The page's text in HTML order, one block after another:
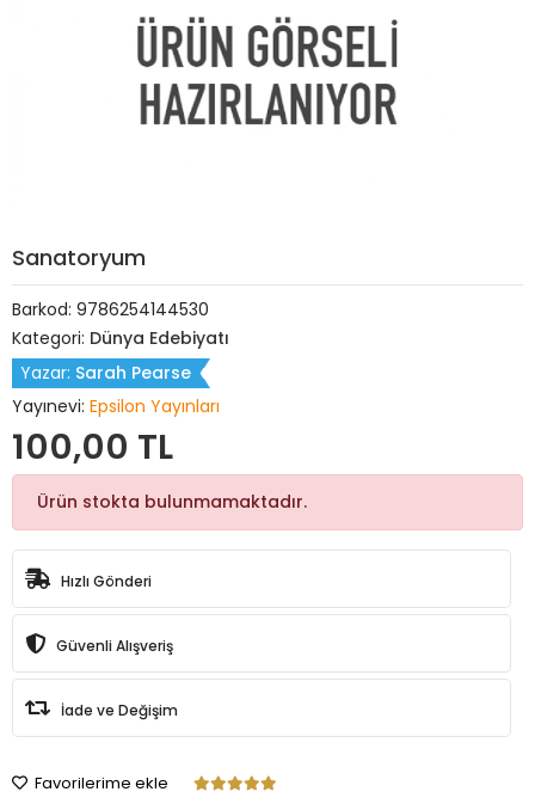
Sanatoryum
Barkod: 9786254144530
Kategori: Dünya Edebiyatı
Yazar: Sarah Pearse
Yayınevi: Epsilon Yayınları
100,00 TL
Ürün stokta bulunmamaktadır.
Hızlı Gönderi
Güvenli Alışveriş
İade ve Değişim
Favorilerime ekle